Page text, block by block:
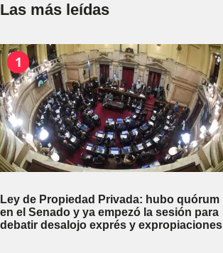
Las más leídas
1
Ley de Propiedad Privada: hubo quórum
en el Senado y ya empezó la sesión para
debatir desalojo exprés y expropiaciones